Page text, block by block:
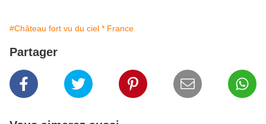
#Château fort vu du ciel * France
Partager